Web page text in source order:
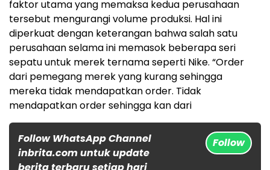
faktor utama yang memaksa kedua perusahaan
tersebut mengurangi volume produksi. Hal ini
diperkuat dengan keterangan bahwa salah satu
perusahaan selama ini memasok beberapa seri
sepatu untuk merek ternama seperti Nike. “Order
dari pemegang merek yang kurang sehingga
mereka tidak mendapatkan order. Tidak
mendapatkan order sehingga kan dari
Follow WhatsApp Channel
inbrita.com untuk update
Follow